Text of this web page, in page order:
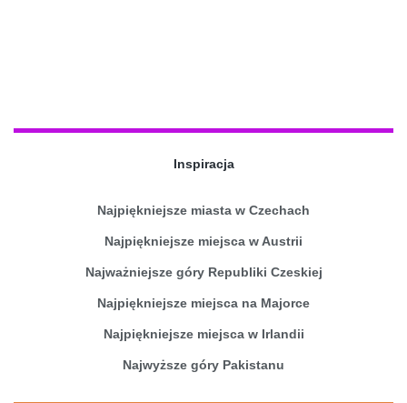
Inspiracja
Najpiękniejsze miasta w Czechach
Najpiękniejsze miejsca w Austrii
Najważniejsze góry Republiki Czeskiej
Najpiękniejsze miejsca na Majorce
Najpiękniejsze miejsca w Irlandii
Najwyższe góry Pakistanu